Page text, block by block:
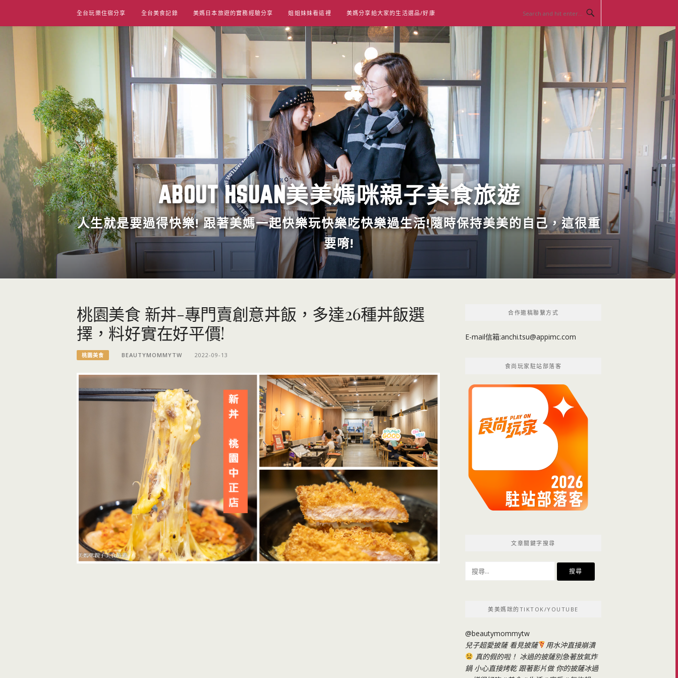
content
全台玩樂住宿分享 全台美食記錄 美媽日本旅遊的實務經驗分享 姐姐妹妹看這裡 美媽分享給大家的生活選品/好康
ABOUT HSUAN美美媽咪親子美食旅遊
人生就是要過得快樂! 跟著美媽一起快樂玩快樂吃快樂過生活!隨時保持美美的自己，這很重
要唷!
桃園美食 新丼-專門賣創意丼飯，多達26種丼飯選
擇，料好實在好平價!
桃園美食 BEAUTYMOMMYTW 2022-09-13
合作邀稿聯繫方式
E-mail信箱:anchi.tsu@appimc.com
食尚玩家駐站部落客
文章關鍵字搜尋
尋
美美媽咪的TIKTOK/YOUTUBE
@beautymommytw
兒子超愛披薩 看見披薩
用水沖直接崩潰
真的假的啦！ 冰過的披薩別急著放氣炸
鍋 小心直接烤乾 跟著影片做 你的披薩冰過